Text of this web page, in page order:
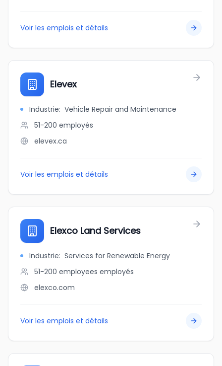
Voir les emplois et détails
Elevex
Industrie: Vehicle Repair and Maintenance
51-200 employés
elevex.ca
Voir les emplois et détails
Elexco Land Services
Industrie: Services for Renewable Energy
51-200 employees employés
elexco.com
Voir les emplois et détails